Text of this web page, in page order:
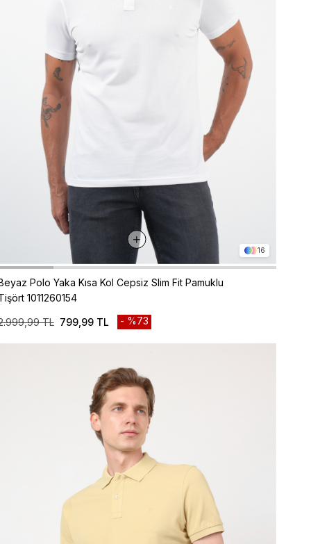
16
Polo Yaka Kısa Kol Cepsiz Slim Fit Pamuklu
1011260154
799,99 TL
TL %73